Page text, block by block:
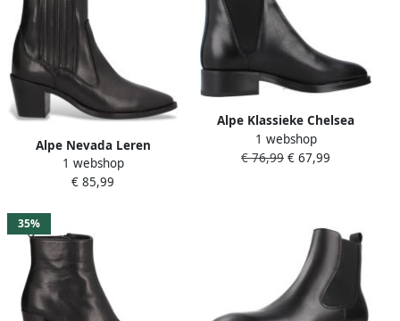
Alpe Nevada Leren
Enkellaarsjes
1 webshop
€ 85,99
Alpe Klassieke Chelsea
Boots voor Couture Stijl
1 webshop
€ 76,99 € 67,99
35%